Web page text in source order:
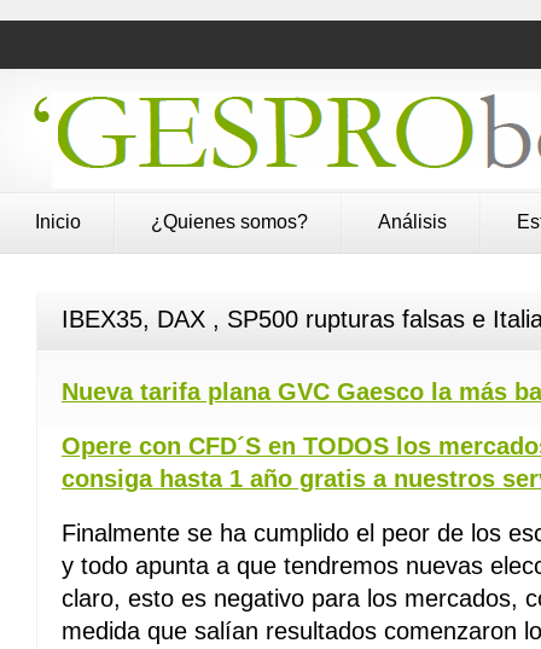
Inicio ¿Quienes somos? Análisis
IBEX35, DAX , SP500 rupturas falsas e
Nueva tarifa plana GVC Gaesco la más
Opere con CFD´S en TODOS los
consiga hasta 1 año gratis a nuestros
Finalmente se ha cumplido el peor de los
y todo apunta a que tendremos nuevas
claro, esto es negativo para los mercados,
medida que salían resultados comenzaron